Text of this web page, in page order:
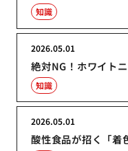
知識
絶対NG！ホワイト
2026.05.01
知識
酸性食品が招く「着
2026.05.01